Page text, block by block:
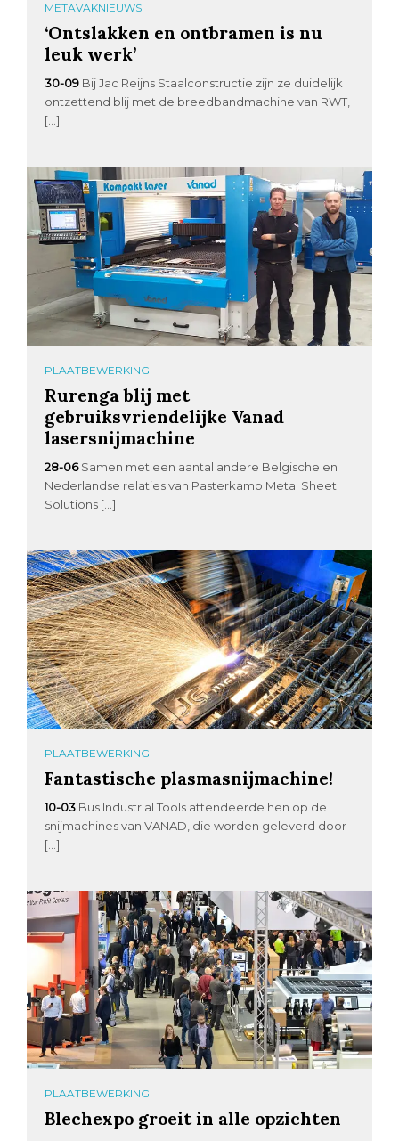
METAVAKNIEUWS
‘Ontslakken en ontbramen is nu
leuk werk’
30-09 Bij Jac Reijns Staalconstructie zijn ze duidelijk
ontzettend blij met de breedbandmachine van RWT,
[…]
PLAATBEWERKING
Rurenga blij met
gebruiksvriendelijke Vanad
lasersnijmachine
28-06 Samen met een aantal andere Belgische en
Nederlandse relaties van Pasterkamp Metal Sheet
Solutions […]
PLAATBEWERKING
Fantastische plasmasnijmachine!
10-03 Bus Industrial Tools attendeerde hen op de
snijmachines van VANAD, die worden geleverd door
[…]
PLAATBEWERKING
Blechexpo groeit in alle opzichten